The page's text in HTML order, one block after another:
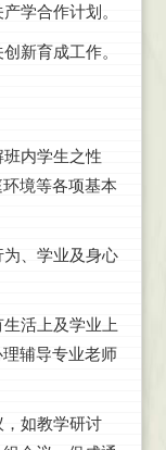
学合作计划。
新育成工作。
内学生之性
境等各项基本
、学业及身心
活上及学业上
辅导专业老师
如教学研讨